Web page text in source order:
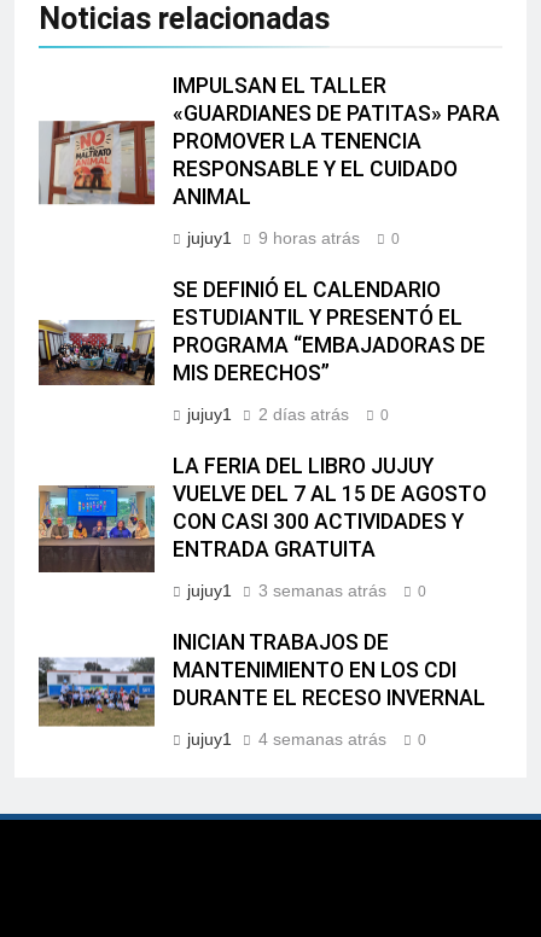
Noticias relacionadas
IMPULSAN EL TALLER
«GUARDIANES DE PATITAS» PARA
PROMOVER LA TENENCIA
RESPONSABLE Y EL CUIDADO
ANIMAL
jujuy1 9 horas atrás 0
SE DEFINIÓ EL CALENDARIO
ESTUDIANTIL Y PRESENTÓ EL
PROGRAMA “EMBAJADORAS DE
MIS DERECHOS”
jujuy1 2 días atrás 0
LA FERIA DEL LIBRO JUJUY
VUELVE DEL 7 AL 15 DE AGOSTO
CON CASI 300 ACTIVIDADES Y
ENTRADA GRATUITA
jujuy1 3 semanas atrás 0
INICIAN TRABAJOS DE
MANTENIMIENTO EN LOS CDI
DURANTE EL RECESO INVERNAL
jujuy1 4 semanas atrás 0